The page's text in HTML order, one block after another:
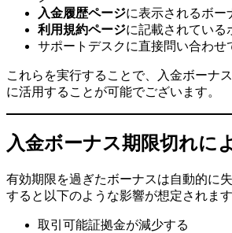
入金履歴ページに表示されるボー
利用規約ページに記載されている
サポートデスクに直接問い合わせ
これらを実行することで、入金ボーナ
に活用することが可能でございます。
入金ボーナス期限切れに
有効期限を過ぎたボーナスは自動的に
すると以下のような影響が想定されます
取引可能証拠金が減少する